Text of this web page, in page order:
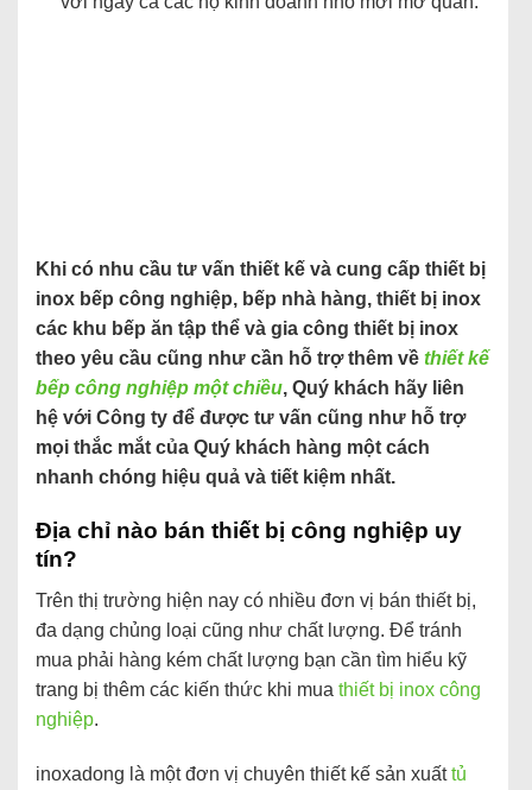
Khi có nhu cầu tư vấn thiết kế và cung cấp thiết bị
inox bếp công nghiệp, bếp nhà hàng, thiết bị inox
các khu bếp ăn tập thể và gia công thiết bị inox
theo yêu cầu cũng như cần hỗ trợ thêm về thiết kế
bếp công nghiệp một chiều, Quý khách hãy liên
hệ với Công ty để được tư vấn cũng như hỗ trợ
mọi thắc mắt của Quý khách hàng một cách
nhanh chóng hiệu quả và tiết kiệm nhất.
Địa chỉ nào bán thiết bị công nghiệp uy
tín?
Trên thị trường hiện nay có nhiều đơn vị bán thiết bị,
đa dạng chủng loại cũng như chất lượng. Để tránh
mua phải hàng kém chất lượng bạn cần tìm hiểu kỹ
trang bị thêm các kiến thức khi mua thiết bị inox công
nghiệp.
inoxadong là một đơn vị chuyên thiết kế sản xuấttủ